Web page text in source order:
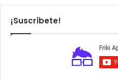
¡Suscríbete!